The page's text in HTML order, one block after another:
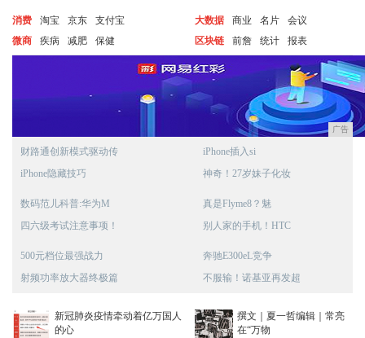
消费 淘宝 京东
支付宝
微商
疾病 减肥 保健
大数据 商业 名片
会议
区块链
前詹 统计 报表
广告
财路通创新模式驱动传
iPhone隐藏技巧
iPhone插入si
神奇！27岁妹子化妆
数码范儿科普:华为M
四六级考试注意事项！
真是Flyme8？魅
别人家的手机！HTC
500元档位最强战力
射频功率放大器终极篇
奔驰E300eL竞争
不服输！诺基亚再发超
新冠肺炎疫情牵动着亿万国人
的心
撰文｜夏一哲编辑｜常亮
在“万物